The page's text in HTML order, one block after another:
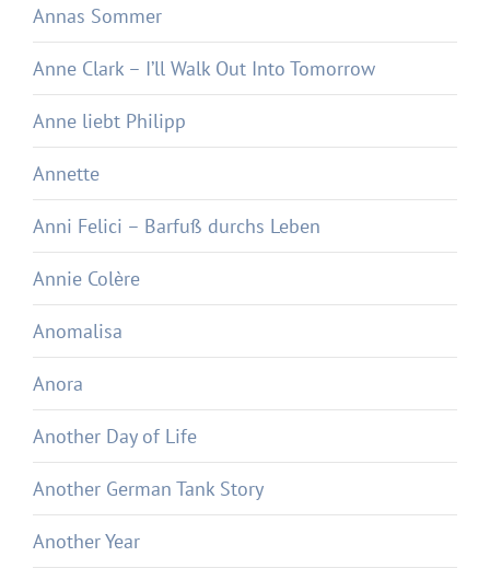
Annas Sommer
Anne Clark – I’ll Walk Out Into Tomorrow
Anne liebt Philipp
Annette
Anni Felici – Barfuß durchs Leben
Annie Colère
Anomalisa
Anora
Another Day of Life
Another German Tank Story
Another Year